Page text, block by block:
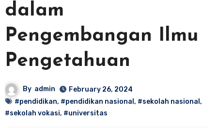
dalam
Pengembangan Ilmu
Pengetahuan
By admin
February 26, 2024
#pendidikan, #pendidikan nasional , #sekolah nasional ,
#sekolah vokasi, #universitas